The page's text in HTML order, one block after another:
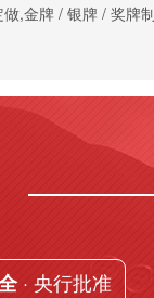
,金牌 / 银牌 / 奖牌
· 央行批准